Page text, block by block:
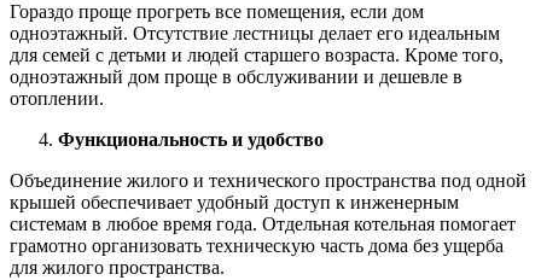
Гораздо проще прогреть все помещения, если дом
одноэтажный. Отсутствие лестницы делает его идеальным
для семей с детьми и людей старшего возраста. Кроме того,
одноэтажный дом проще в обслуживании и дешевле в
отоплении.
Функциональность и удобство
Объединение жилого и технического пространства под одной
крышей обеспечивает удобный доступ к инженерным
системам в любое время года. Отдельная котельная помогает
грамотно организовать техническую часть дома без ущерба
для жилого пространства.